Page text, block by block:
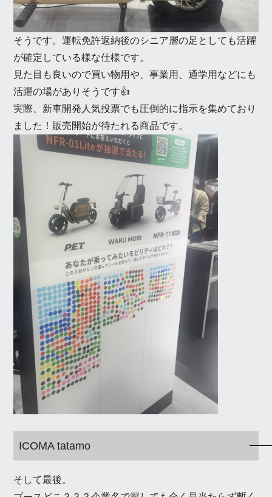
そうです。運転免許返納後のシニア層の足としても活躍
が確定している様な仕様です。
見た目も良いので買い物用や、事業用、通学用などにも
活躍の場がありそうです👍
実際、新車開発人気投票でも圧倒的に指示を集めており
ました！販売開始が待たれる商品です。
ICOMA tatamo
そして最後。